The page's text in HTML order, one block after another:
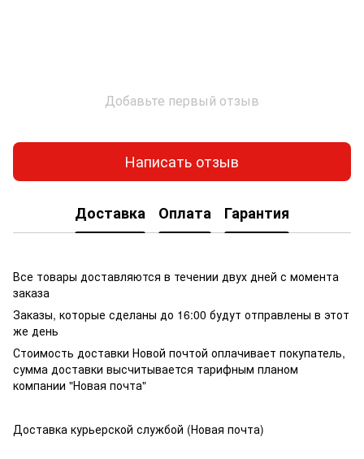
Добавьте первый отзыв
Написать отзыв
Доставка Оплата Гарантия
Все товары доставляются в течении двух дней с момента
заказа
Заказы, которые сделаны до 16:00 будут отправлены в этот
же день
Стоимость доставки Новой почтой оплачивает покупатель,
сумма доставки высчитывается тарифным планом
компании "Новая почта"
Доставка курьерской службой (Новая почта)